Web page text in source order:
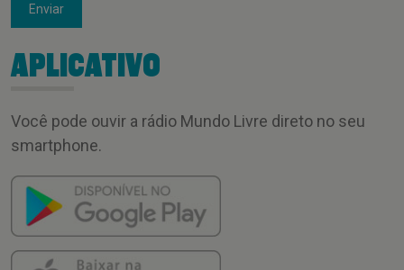
Enviar
APLICATIVO
Você pode ouvir a rádio Mundo Livre direto no seu
smartphone.